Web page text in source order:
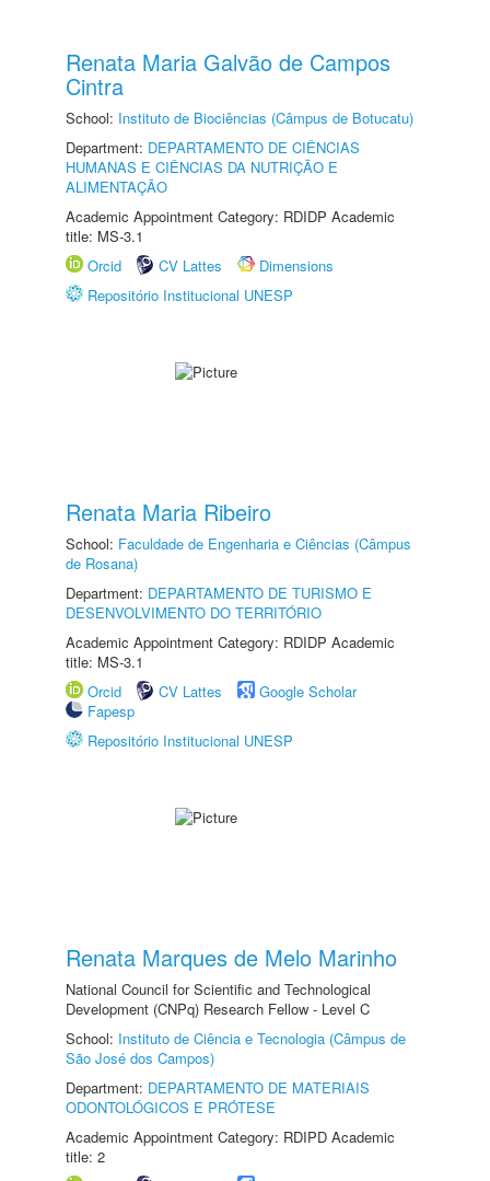
Renata Maria Galvão de Campos
Cintra
School: Instituto de Biociências (Câmpus de Botucatu)
Department: DEPARTAMENTO DE CIÊNCIAS
HUMANAS E CIÊNCIAS DA NUTRIÇÃO E
ALIMENTAÇÃO
Academic Appointment Category: RDIDP Academic
title: MS-3.1
Orcid
CV Lattes
Dimensions
Repositório Institucional UNESP
Renata Maria Ribeiro
School: Faculdade de Engenharia e Ciências (Câmpus
de Rosana)
Department: DEPARTAMENTO DE TURISMO E
DESENVOLVIMENTO DO TERRITÓRIO
Academic Appointment Category: RDIDP Academic
title: MS-3.1
Orcid
CV Lattes
Google Scholar
Fapesp
Repositório Institucional UNESP
Renata Marques de Melo Marinho
National Council for Scientific and Technological
Development (CNPq) Research Fellow - Level C
School: Instituto de Ciência e Tecnologia (Câmpus de
São José dos Campos)
Department: DEPARTAMENTO DE MATERIAIS
ODONTOLÓGICOS E PRÓTESE
Academic Appointment Category: RDIPD Academic
title: 2